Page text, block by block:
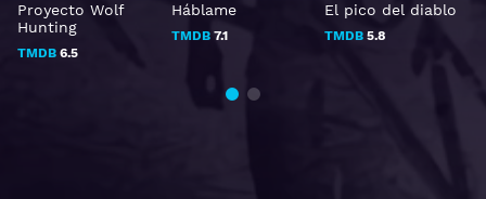
Proyecto Wolf
Hunting
TMDB 6.5
Háblame
TMDB7.1
El pico del diablo
TMDB5.8